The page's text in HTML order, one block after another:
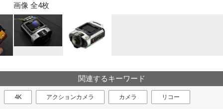
画像 全4枚
関連するキーワード
4K アクションカメラ カメラ リコー